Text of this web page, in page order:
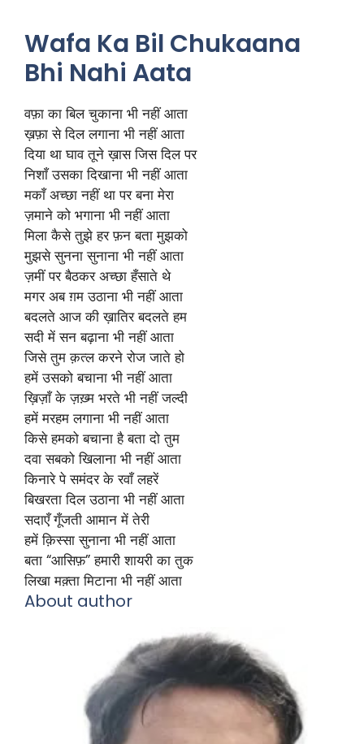
Wafa Ka Bil Chukaana
Bhi Nahi Aata
वफ़ा का बिल चुकाना भी नहीं आता
ख़फ़ा से दिल लगाना भी नहीं आता
दिया था घाव तूने ख़ास जिस दिल पर
निशाँ उसका दिखाना भी नहीं आता
मकाँ अच्छा नहीं था पर बना मेरा
ज़माने को भगाना भी नहीं आता
मिला कैसे तुझे हर फ़न बता मुझको
मुझसे सुनना सुनाना भी नहीं आता
ज़मीं पर बैठकर अच्छा हँसाते थे
मगर अब ग़म उठाना भी नहीं आता
बदलते आज की ख़ातिर बदलते हम
सदी में सन बढ़ाना भी नहीं आता
जिसे तुम क़त्ल करने रोज जाते हो
हमें उसको बचाना भी नहीं आता
ख़िज़ाँ के ज़ख़्म भरते भी नहीं जल्दी
हमें मरहम लगाना भी नहीं आता
किसे हमको बचाना है बता दो तुम
दवा सबको खिलाना भी नहीं आता
किनारे पे समंदर के रवाँ लहरें
बिखरता दिल उठाना भी नहीं आता
सदाएँ गूँजती आमान में तेरी
हमें क़िस्सा सुनाना भी नहीं आता
बता “आसिफ़” हमारी शायरी का तुक
लिखा मक़्ता मिटाना भी नहीं आता
About author